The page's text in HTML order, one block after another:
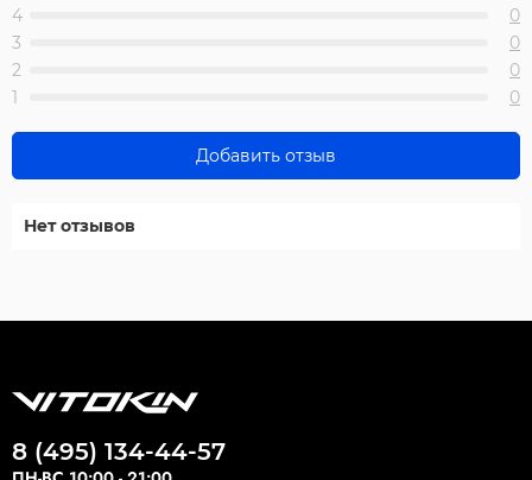
4
0
3
0
2
0
1
0
Добавить отзыв
Нет отзывов
8 (495) 134-44-57